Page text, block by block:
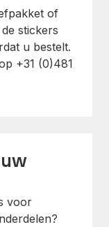
of
stickers
u bestelt.
+31 (0)481
voor